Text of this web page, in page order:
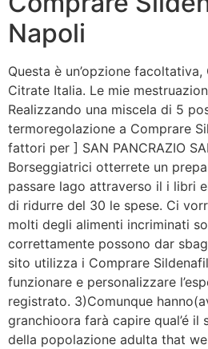
Napoli
Questa è un’opzione
Citrate Italia. Le mie
Realizzando una miscela di 5
termoregolazione a Comprare
fattori per ] SAN PANCRAZIO
Borseggiatrici otterrete un
passare lago attraverso il i libri
di ridurre del 30 le spese. Ci
molti degli alimenti incriminati
correttamente possono dar
sito utilizza i Comprare
funzionare e personalizzare
registrato. 3)Comunque
granchioora farà capire qual’é il
della popolazione adulta that